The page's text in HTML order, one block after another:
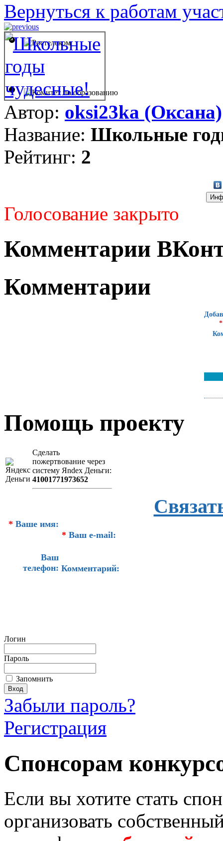
Вернуться к работам
Автор: oksi23ka (Оксана)
Название: Школьные
Рейтинг: 2
Голосование закрыто
Комментарии
Комментарии
*
Помощь проекту
Сделать
пожертвование через
систeму Яndex Деньги:
41001771973652
* Ваше имя:
* Ваш e-mail:
Ваш
телефон: Комментарий:
Логин
Пароль
Запомнить
Забыли пароль?
Регистрация
Спонсорам
Если вы хотите стать
организовать